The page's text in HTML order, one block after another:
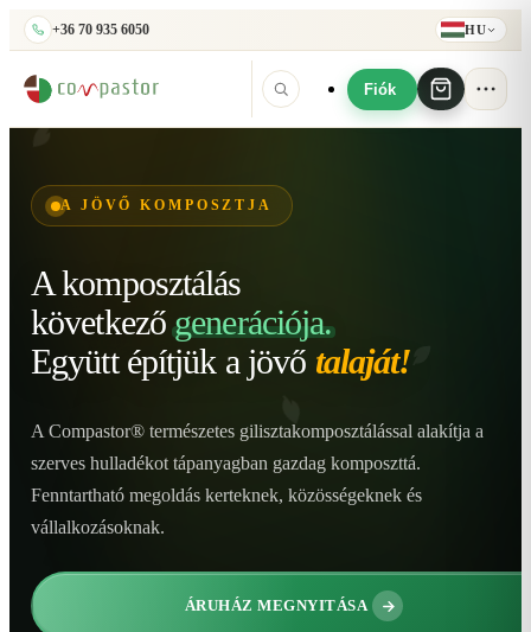
+36 70 935 6050 HU
Fiók
A JÖVŐ KOMPOSZTJA
A komposztálás
következő generációja.
Együtt építjük a jövő talaját!
A Compastor® természetes gilisztakomposztálással alakítja a
szerves hulladékot tápanyagban gazdag komposzttá.
Fenntartható megoldás kerteknek, közösségeknek és
vállalkozásoknak.
ÁRUHÁZ MEGNYITÁSA